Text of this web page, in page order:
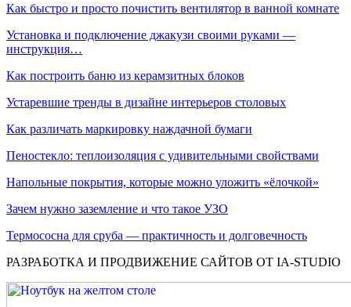
Как быстро и просто почистить вентилятор в ванной комнате
Установка и подключение джакузи своими руками —
инструкция…
Как построить баню из керамзитных блоков
Устаревшие тренды в дизайне интерьеров столовых
Как различать маркировку наждачной бумаги
Пеностекло: теплоизоляция с удивительными свойствами
Напольные покрытия, которые можно уложить «ёлочкой»
Зачем нужно заземление и что такое УЗО
Термососна для сруба — практичность и долговечность
РАЗРАБОТКА И ПРОДВИЖЕНИЕ САЙТОВ ОТ IA-STUDIO